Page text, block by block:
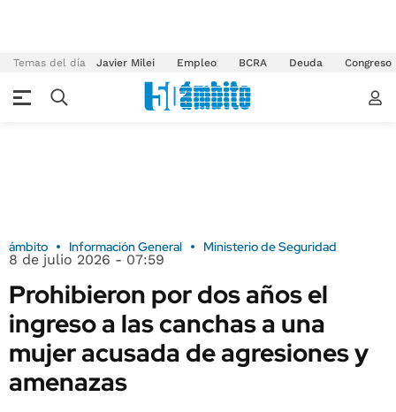
Temas del día Javier Milei Empleo BCRA Deuda Congreso
ámbito Información General Ministerio de Seguridad
8 de julio 2026 - 07:59
Prohibieron por dos años el
ingreso a las canchas a una
mujer acusada de agresiones y
amenazas